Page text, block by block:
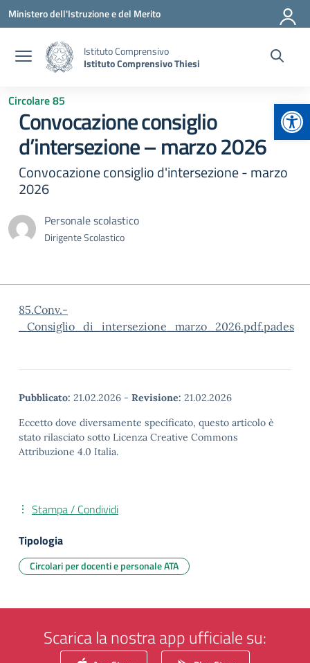
Vai ai contenuti
Vai al menu di navigazione
Vai al footer
Ministero dell'Istruzione e del Merito
Istituto Comprensivo
Istituto Comprensivo Thiesi
Circolare 85
Convocazione consiglio
d’intersezione – marzo 2026
Convocazione consiglio d'intersezione - marzo
2026
Personale scolastico
Dirigente Scolastico
85.Conv.-
_Consiglio_di_intersezione_marzo_2026.pdf.pades
Pubblicato: 21.02.2026 - Revisione: 21.02.2026
Eccetto dove diversamente specificato, questo articolo è
stato rilasciato sotto Licenza Creative Commons
Attribuzione 4.0 Italia.
Stampa / Condividi
Tipologia
Circolari per docenti e personale ATA
Scarica la nostra app ufficiale su: